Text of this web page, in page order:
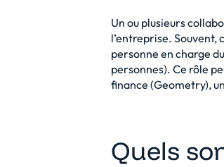
Un ou plusieurs
l’entreprise. Souvent,
personne en charge
personnes). Ce rôle
finance (Geometry),
Quels